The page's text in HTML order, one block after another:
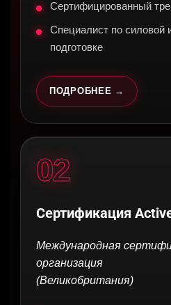
Сертифицированный
Специалист по силовой
подготовке
ПОДРОБНЕЕ →
02
Сертификация
Международная
организация
(Великобритания)